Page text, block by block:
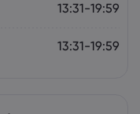
13:31-19:59
13:31-19:59